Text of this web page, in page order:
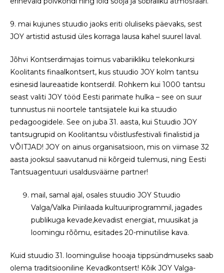
9. mai kujunes stuudio jaoks eriti oluliseks päevaks, sest
JOY artistid astusid üles korraga lausa kahel suurel laval.
Jõhvi Kontserdimajas toimus vabariikliku telekonkursi
Koolitants finaalkontsert, kus stuudio JOY kolm tantsu
esinesid laureaatide kontserdil. Rohkem kui 1000 tantsu
seast valiti JOY tööd Eesti parimate hulka – see on suur
tunnustus nii noortele tantsijatele kui ka stuudio
pedagoogidele. See on juba 31. aasta, kui Stuudio JOY
tantsugrupid on Koolitantsu võistlusfestivali finalistid ja
VÕITJAD! JOY on ainus organisatsioon, mis on viimase 32
aasta jooksul saavutanud nii kõrgeid tulemusi, ning Eesti
Tantsuagentuuri usaldusväärne partner!
mail, samal ajal, osales stuudio JOY Stuudio
Valga/Valka Piirilaada kultuuriprogrammil, jagades
publikuga kevade,kevadist energiat, muusikat ja
loomingu rõõmu, esitades 20-minutilise kava.
Kuid stuudio 31. loomingulise hooaja tippsündmuseks saab
olema traditsiooniline Kevadkontsert! Kõik JOY Valga-